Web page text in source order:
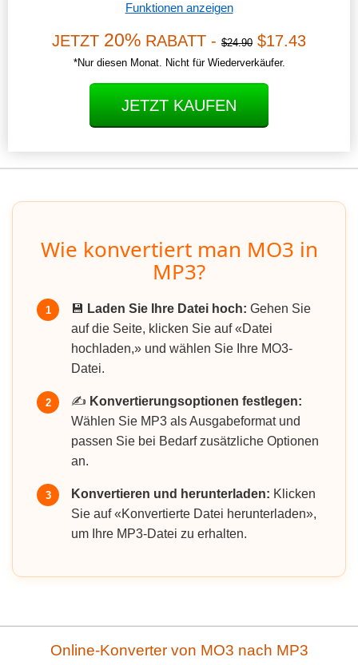
Funktionen anzeigen
JETZT 20% RABATT - $24.90 $17.43
*Nur diesen Monat. Nicht für Wiederverkäufer.
JETZT KAUFEN
Wie konvertiert man MO3 in
MP3?
1 💾 Laden Sie Ihre Datei hoch: Gehen Sie
auf die Seite, klicken Sie auf «Datei
hochladen,» und wählen Sie Ihre MO3-
Datei.
2 ✍️ Konvertierungsoptionen festlegen:
Wählen Sie MP3 als Ausgabeformat und
passen Sie bei Bedarf zusätzliche Optionen
an.
3 Konvertieren und herunterladen: Klicken
Sie auf «Konvertierte Datei herunterladen»,
um Ihre MP3-Datei zu erhalten.
Online-Konverter von MO3 nach MP3